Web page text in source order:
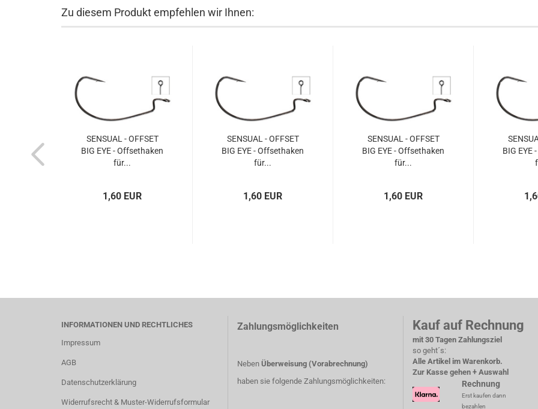
Zu diesem Produkt empfehlen wir Ihnen:
SENSUAL - OFFSET
BIG EYE - Offsethaken
für...
1,60 EUR
SENSUAL - OFFSET
BIG EYE - Offsethaken
für...
1,60 EUR
SENSUAL - OFFSET
BIG EYE - Offsethaken
für...
1,60 EUR
BIG EYE
INFORMATIONEN UND RECHTLICHES
Impressum
AGB
Datenschutzerklärung
Widerrufsrecht & Muster-Widerrufsformular
Zahlungsmöglichkeiten
NebenÜberweisung (Vorabrechnung)
haben sie folgende Zahlungsmöglichkeiten:
Kauf auf Rechnung
mit 30 Tagen Zahlungsziel
so geht´s:
Alle Artikel im Warenkorb.
Zur Kasse gehen + Auswahl
Rechnung
Erst kaufen dann
bezahlen